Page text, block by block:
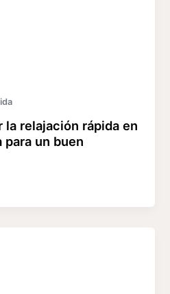
la relajación rápida en
un buen